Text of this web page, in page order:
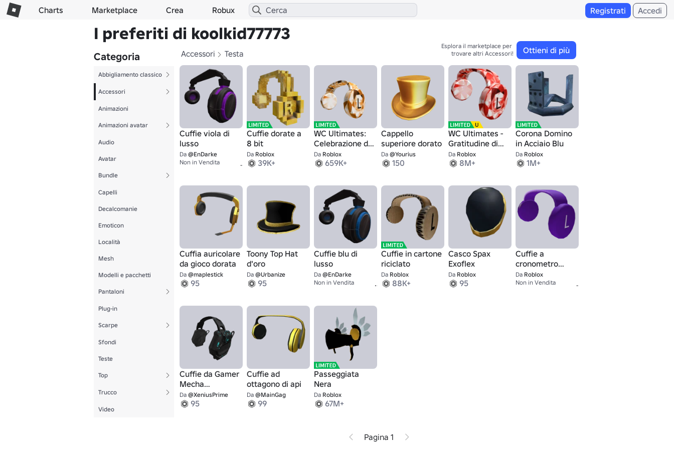
Charts Marketplace Crea Robux Registrati Accedi
I preferiti di koolkid77773
Categoria
Abbigliamento classico
Accessori
Animazioni
Animazioni avatar
Audio
Avatar
Bundle
Capelli
Decalcomanie
Emoticon
Località
Mesh
Modelli e pacchetti
Pantaloni
Plug-in
Scarpe
Sfondi
Teste
Top
Trucco
Video
Accessori Testa Ottieni di più
Esplora il marketplace per
trovare altri Accessori!
Cuffie viola di
lusso
Da @EnDarke
Non in Vendita
1
Cuffie dorate a
8 bit
Da Roblox
39K+
WC Ultimates:
Celebrazione del
Citrino
Da Roblox
659K+
Cappello
superiore dorato
Da @Yourius
150
WC Ultimates -
Gratitudine di
granato
Da Roblox
8M+
Corona Domino
in Acciaio Blu
Da Roblox
1M+
Cuffia auricolare
da gioco dorata
Da @maplestick
95
Toony Top Hat
d'oro
Da @Urbanize
95
Cuffie blu di
lusso
Da @EnDarke
Non in Vendita
1
Cuffie in cartone
riciclato
Da Roblox
88K+
Casco Spax
Exoflex
Da Roblox
95
Cuffie a
cronometro
viola
Da Roblox
Non in Vendita
Cuffie da Gamer
Mecha
nere/ciano
Da @XeniusPrime
95
Cuffie ad
ottagono di api
Da @MainGag
99
Passeggiata
Nera
Da Roblox
67M+
Pagina 1